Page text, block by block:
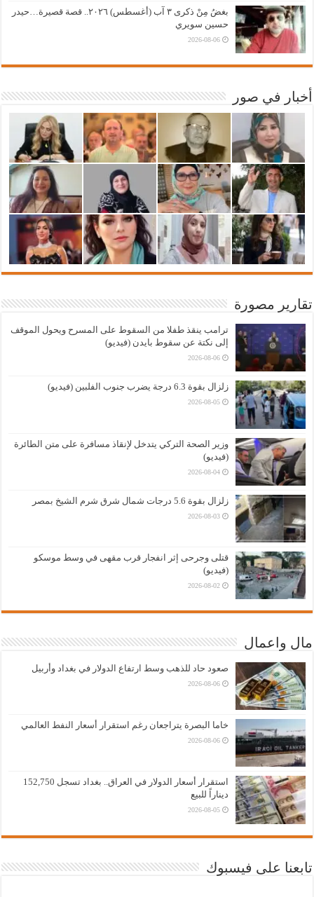
بغضُ مِنْ ذكرى ٣ آب (أغسطس) ٢٠٢٦.. قصة قصيرة…حيدر
حسين سويري
2026-08-06
أخبار في صور
تقارير مصورة
ترامب ينقذ طفلا من السقوط على المسرح ويحول الموقف
إلى نكتة عن سقوط بايدن (فيديو)
2026-08-06
زلزال بقوة 6.3 درجة يضرب جنوب الفلبين (فيديو)
2026-08-05
وزير الصحة التركي يتدخل لإنقاذ مسافرة على متن الطائرة
(فيديو)
2026-08-04
زلزال بقوة 5.6 درجات شمال شرق شرم الشيخ بمصر
2026-08-03
قتلى وجرحى إثر انفجار قرب مقهى في وسط موسكو
(فيديو)
2026-08-02
مال واعمال
صعود حاد للذهب وسط ارتفاع الدولار في بغداد وأربيل
2026-08-06
خاما البصرة يتراجعان رغم استقرار أسعار النفط العالمي
2026-08-06
استقرار أسعار الدولار في العراق.. بغداد تسجل 152,750
ديناراً للبيع
2026-08-05
تابعنا على فيسبوك